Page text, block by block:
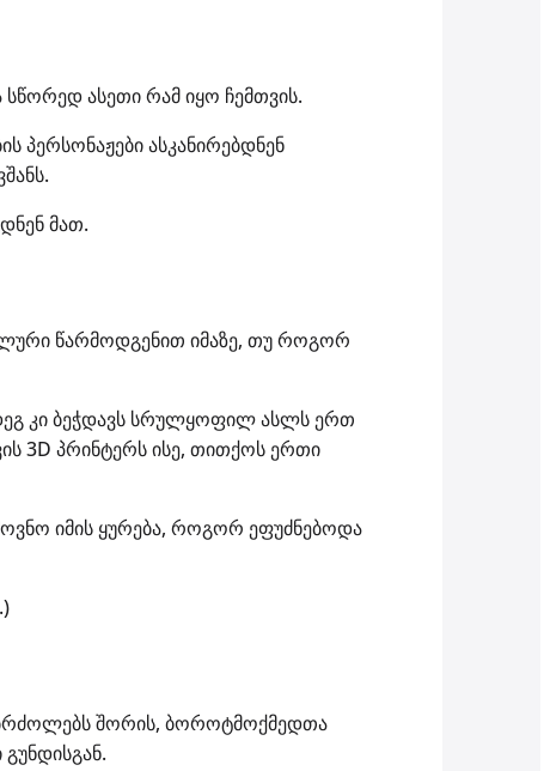
ასეთი რამ იყო ჩემთვის.
პერსონაჟები ასკანირებდნენ
მათ.
წარმოდგენით იმაზე, თუ როგორ
კი ბეჭდავს სრულყოფილ ასლს ერთ
3D პრინტერს ისე, თითქოს ერთი
იმის ყურება, როგორ ეფუძნებოდა
შორის, ბოროტმოქმედთა